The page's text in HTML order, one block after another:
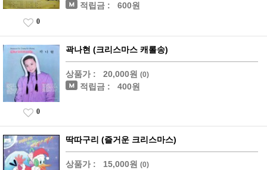
적립금 : 600원
0
곽나현 (크리스마스 캐롤송)
상품가 : 20,000원 (0)
적립금 : 400원
0
딱따구리 (즐거운 크리스마스)
상품가 : 15,000원 (0)